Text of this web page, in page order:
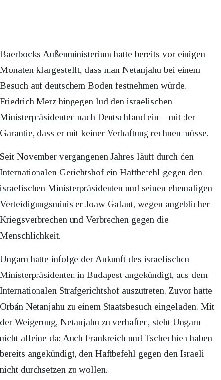
Baerbocks Außenministerium hatte bereits vor einigen
Monaten klargestellt, dass man Netanjahu bei einem
Besuch auf deutschem Boden festnehmen würde.
Friedrich Merz hingegen lud den israelischen
Ministerpräsidenten nach Deutschland ein – mit der
Garantie, dass er mit keiner Verhaftung rechnen müsse.
Seit November vergangenen Jahres läuft durch den
Internationalen Gerichtshof ein Haftbefehl gegen den
israelischen Ministerpräsidenten und seinen ehemaligen
Verteidigungsminister Joaw Galant, wegen angeblicher
Kriegsverbrechen und Verbrechen gegen die
Menschlichkeit.
Ungarn hatte infolge der Ankunft des israelischen
Ministerpräsidenten in Budapest angekündigt, aus dem
Internationalen Strafgerichtshof auszutreten. Zuvor hatte
Orbán Netanjahu zu einem Staatsbesuch eingeladen. Mit
der Weigerung, Netanjahu zu verhaften, steht Ungarn
nicht alleine da: Auch Frankreich und Tschechien haben
bereits angekündigt, den Haftbefehl gegen den Israeli
nicht durchsetzen zu wollen.